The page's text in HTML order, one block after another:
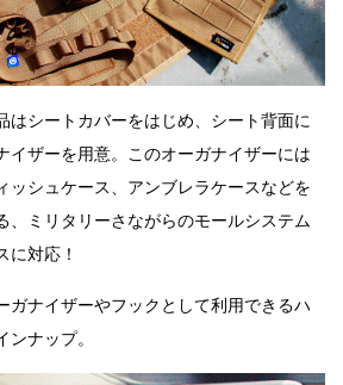
はシートカバーをはじめ、シート背面に
イザーを用意。このオーガナイザーには
ッシュケース、アンブレラケースなどを
、ミリタリーさながらのモールシステム
に対応！
ガナイザーやフックとして利用できるハ
ンナップ。